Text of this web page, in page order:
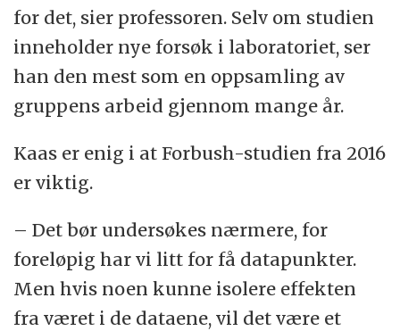
for det, sier professoren. Selv om studien
inneholder nye forsøk i laboratoriet, ser
han den mest som en oppsamling av
gruppens arbeid gjennom mange år.
Kaas er enig i at Forbush-studien fra 2016
er viktig.
– Det bør undersøkes nærmere, for
foreløpig har vi litt for få datapunkter.
Men hvis noen kunne isolere effekten
fra været i de dataene, vil det være et